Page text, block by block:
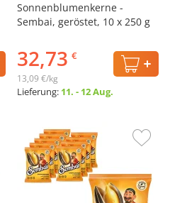
Sonnenblumenkerne -
Sembai, geröstet, 10 х 250 g
32,73 €
13,09 €/kg
Lieferung: 11. - 12 Aug.